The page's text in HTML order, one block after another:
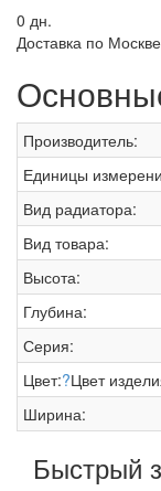
0 дн.
Доставка по
Производитель:
Единицы
Вид радиатора:
Вид товара:
Высота:
Глубина:
Серия:
Цвет:?Цвет
Ширина:
Быстрый